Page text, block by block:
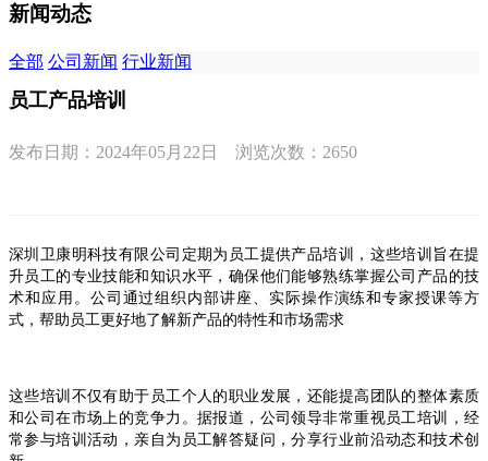
新闻动态
全部 公司新闻 行业新闻
员工产品培训
发布日期： 2024年05月22日 浏览次数： 2650
深圳卫康明科技有限公司定期为员工提供产品培训，这些培训旨在提
升员工的专业技能和知识水平，确保他们能够熟练掌握公司产品的技
术和应用。公司通过组织内部讲座、实际操作演练和专家授课等方
式，帮助员工更好地了解新产品的特性和市场需求
这些培训不仅有助于员工个人的职业发展，还能提高团队的整体素质
和公司在市场上的竞争力。据报道，公司领导非常重视员工培训，经
常参与培训活动，亲自为员工解答疑问，分享行业前沿动态和技术创